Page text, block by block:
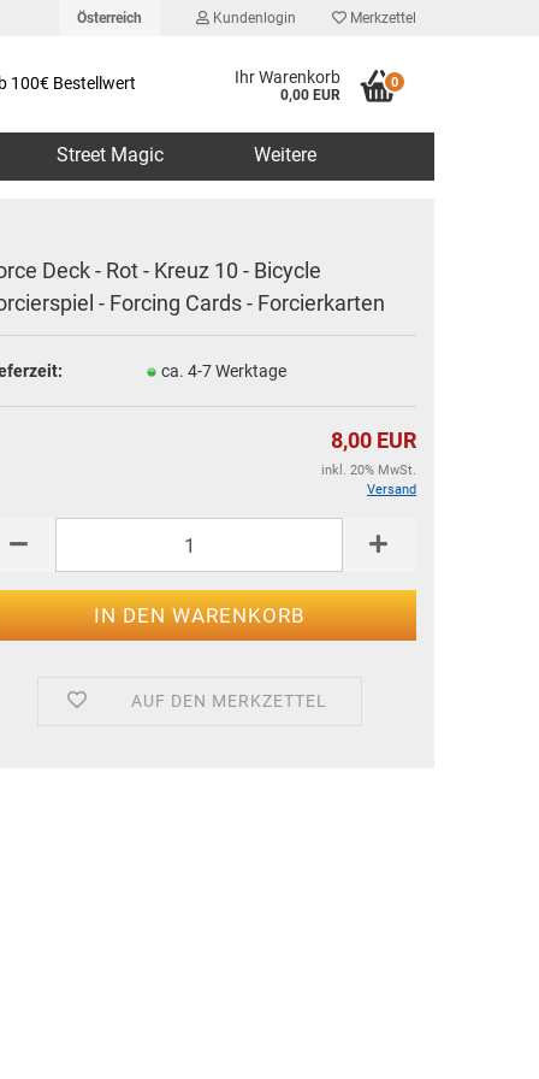
Österreich Kundenlogin Merkzettel
100€ Bestellwert Ihr Warenkorb
0,00 EUR
0
Street Magic Weitere
Deck - Rot - Kreuz 10 - Bicycle
- Forcing Cards - Forcierkarten
ca. 4-7 Werktage
8,00 EUR
inkl. 20% MwSt.
Versand
AUF DEN MERKZETTEL